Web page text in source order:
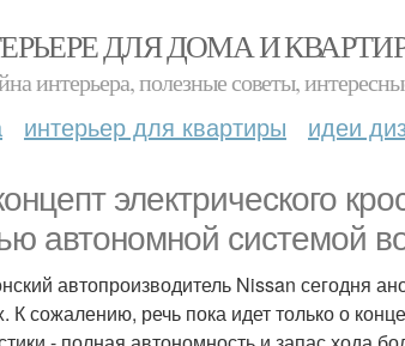
ДЛЯ ДОМА И
интерьера, полезные советы,
интерьер для квартиры идеи
электрического
автономной системой
автопроизводитель Nissan сегодня
К сожалению, речь пока идет только о